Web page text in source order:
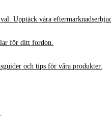
Upptäck våra
för ditt fordon.
och tips för våra produkter.